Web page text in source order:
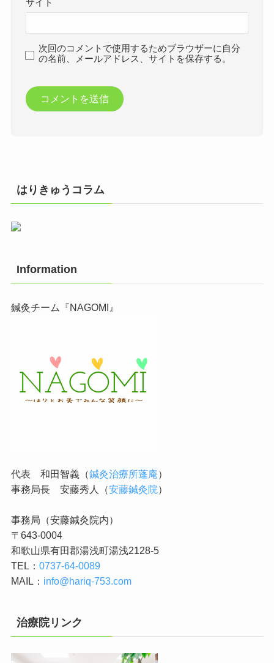
サイト
次回のコメントで使用するためブラウザーに自分
の名前、メールアドレス、サイトを保存する。
はりきゅうコラム
Information
鍼灸チーム『NAGOMI』
代表 和田智義（鍼灸治療所蓬庵）
事務局長 安藤秀人（安藤鍼灸院）
事務局（安藤鍼灸院内）
〒643-0004
和歌山県有田郡湯浅町湯浅2128-5
TEL： 0737-64-0089
MAIL： info@hariq-753.com
治療院リンク